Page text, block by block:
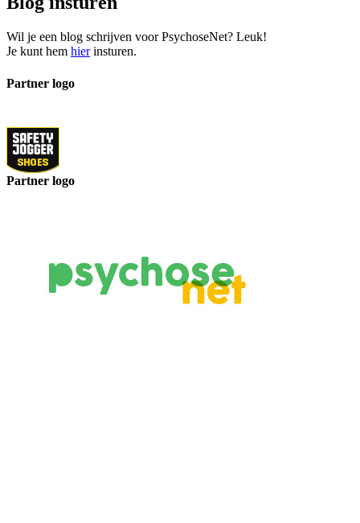
Wil je een blog schrijven voor PsychoseNet? Leuk!
Je kunt hem hierinsturen.
Partner logo
Partner logo